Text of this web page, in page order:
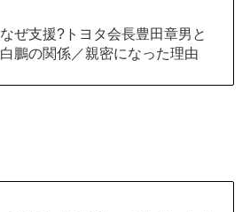
なぜ支援?トヨタ会長豊田章男と
白鵬の関係／親密になった理由